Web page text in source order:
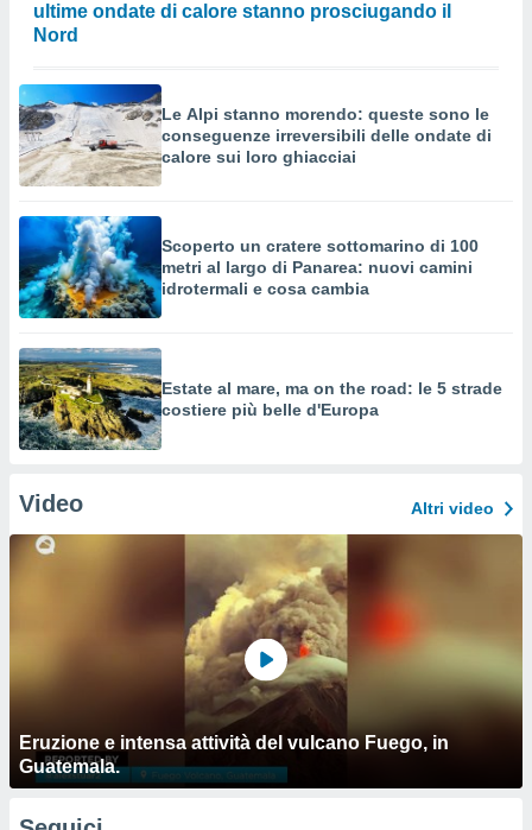
ultime ondate di calore stanno prosciugando il
Nord
Le Alpi stanno morendo: queste sono le
conseguenze irreversibili delle ondate di
calore sui loro ghiacciai
Scoperto un cratere sottomarino di 100
metri al largo di Panarea: nuovi camini
idrotermali e cosa cambia
Estate al mare, ma on the road: le 5 strade
costiere più belle d'Europa
Video Altri video
Eruzione e intensa attività del vulcano Fuego, in
Guatemala.